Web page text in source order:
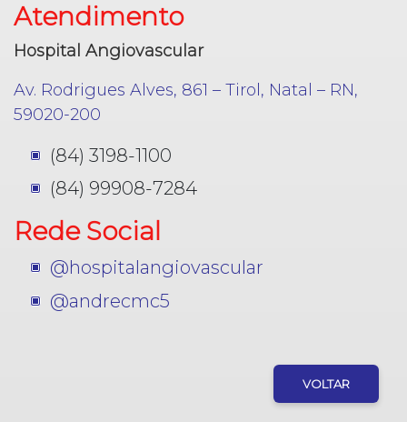
Atendimento
Hospital Angiovascular
Av. Rodrigues Alves, 861 – Tirol, Natal – RN,
59020-200
(84) 3198-1100
(84) 99908-7284
Rede Social
@hospitalangiovascular
@andrecmc5
VOLTAR